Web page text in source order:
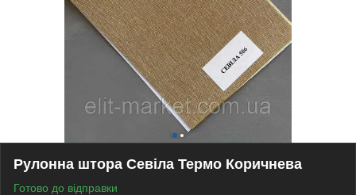
Рулонна штора Севіла Термо Коричнева
Готово до відправки